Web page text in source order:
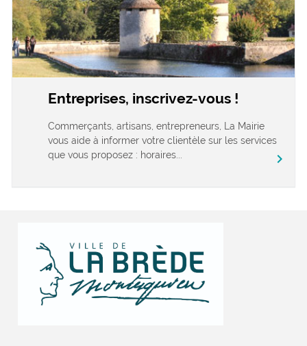
Entreprises, inscrivez-vous !
Commerçants, artisans, entrepreneurs, La Mairie
vous aide à informer votre clientèle sur les services
que vous proposez : horaires...
chevron_right